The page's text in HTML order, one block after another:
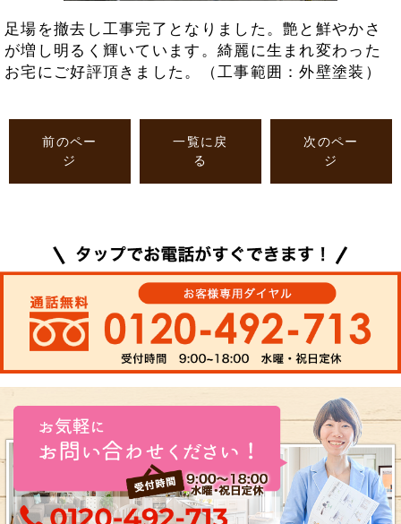
足場を撤去し工事完了となりました。艶と鮮やかさ
が増し明るく輝いています。綺麗に生まれ変わった
お宅にご好評頂きました。（工事範囲：外壁塗装）
前のペー
ジ
一覧に戻
る
次のペー
ジ